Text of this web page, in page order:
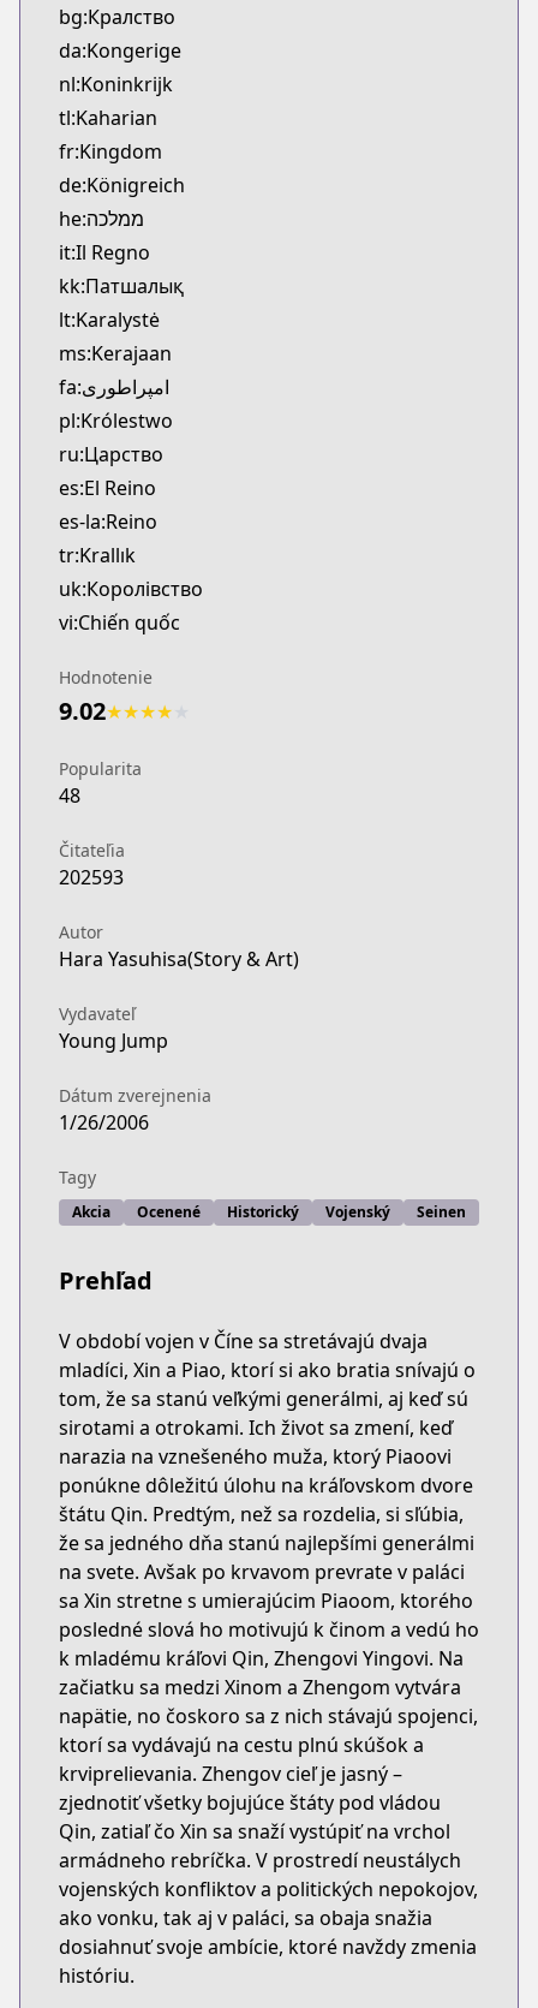
MangaUpdates
MangaUpdates
https://www.mangaupdates.com/
Book☆Walker
Book☆Walker
https://bookwalker.jp/series/12466
Official Site
Official Site
https://www.meian-editions.fr/meian/licence/
bg:Кралство
da:Kongerige
nl:Koninkrijk
tl:Kaharian
fr:Kingdom
de:Königreich
he:ממלכה
it:Il Regno
kk:Патшалық
lt:Karalystė
ms:Kerajaan
fa:امپراطوری
pl:Królestwo
ru:Царство
es:El Reino
es-la:Reino
tr:Krallık
uk:Королівство
vi:Chiến quốc
Hodnotenie
9.02★★★★
Popularita
48
Čitateľia
202593
Autor
Hara Yasuhisa(Story & Art)
Vydavateľ
Young Jump
Dátum zverejnenia
1/26/2006
Tagy
Akcia Ocenené Historický Vojenský Seinen
Prehľad
V období vojen v Číne sa stretávajú dvaja
mladíci, Xin a Piao, ktorí si ako bratia snívajú o
tom, že sa stanú veľkými generálmi, aj keď sú
sirotami a otrokami. Ich život sa zmení, keď
narazia na vznešeného muža, ktorý Piaoovi
ponúkne dôležitú úlohu na kráľovskom dvore
štátu Qin. Predtým, než sa rozdelia, si sľúbia,
že sa jedného dňa stanú najlepšími generálmi
na svete. Avšak po krvavom prevrate v paláci
sa Xin stretne s umierajúcim Piaoom, ktorého
posledné slová ho motivujú k činom a vedú ho
k mladému kráľovi Qin, Zhengovi Yingovi. Na
začiatku sa medzi Xinom a Zhengom vytvára
napätie, no čoskoro sa z nich stávajú spojenci,
ktorí sa vydávajú na cestu plnú skúšok a
krviprelievania. Zhengov cieľ je jasný –
zjednotiť všetky bojujúce štáty pod vládou
Qin, zatiaľ čo Xin sa snaží vystúpiť na vrchol
armádneho rebríčka. V prostredí neustálych
vojenských konfliktov a politických nepokojov,
ako vonku, tak aj v paláci, sa obaja snažia
dosiahnuť svoje ambície, ktoré navždy zmenia
históriu.